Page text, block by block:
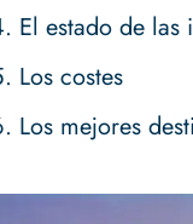
El estado de las
Los costes
Los mejores